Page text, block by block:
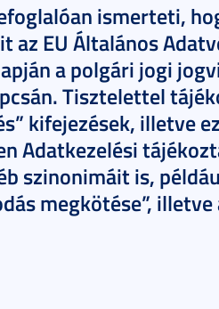
ismerteti,
az EU Általános
a polgári jogi
Tisztelettel
kifejezések, illetve
Adatkezelési
szinonimáit is,
megkötése”,